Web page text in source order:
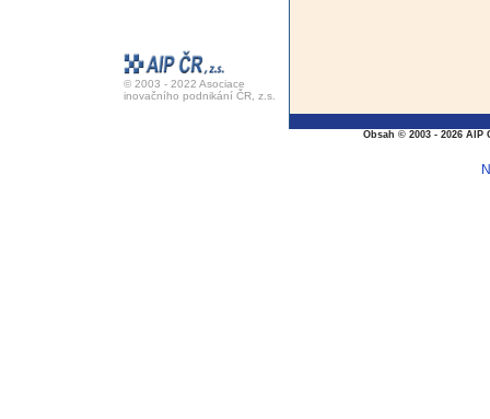
© 2003 - 2022 Asociace
inovačního podnikání ČR, z.s.
Obsah © 2003 - 2026